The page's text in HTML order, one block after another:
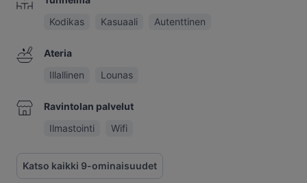
Kodikas
Kasuaali Autenttinen
Ateria
Illallinen
Lounas
Ravintolan palvelut
Ilmastointi
Wifi
Katso kaikki 9-ominaisuudet